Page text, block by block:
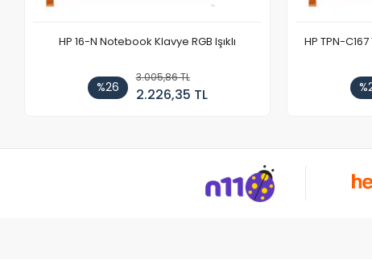
HP 16-N Notebook Klavye RGB Işıklı
%26
3.005,86 TL
2.226,35 TL
HP TPN-